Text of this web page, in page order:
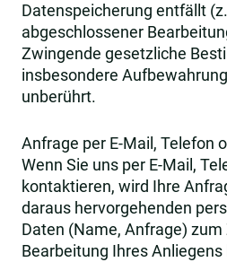
Datenspeicherung entfällt
abgeschlossener
Zwingende gesetzliche
insbesondere
unberührt.
Anfrage per E-Mail, Telefon
Wenn Sie uns per E-Mail,
kontaktieren, wird Ihre
daraus hervorgehenden
Daten (Name, Anfrage)
Bearbeitung Ihres